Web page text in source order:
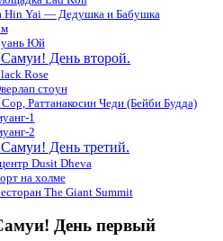
Hin Yai — Дедушка и Бабушка
Юй
День второй.
Rose
стоун
Раттанакосин Чеди (Бейби Будда)
1
2
День третий.
Dusit Dheva
на холме
The Giant Summit
День первый